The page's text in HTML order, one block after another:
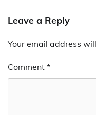
Leave a Reply
Your email address
Comment *